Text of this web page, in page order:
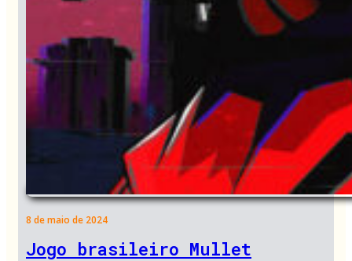
8 de maio de 2024
Jogo brasileiro Mullet